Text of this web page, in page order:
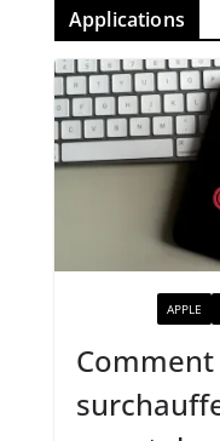
Applications
APPLE